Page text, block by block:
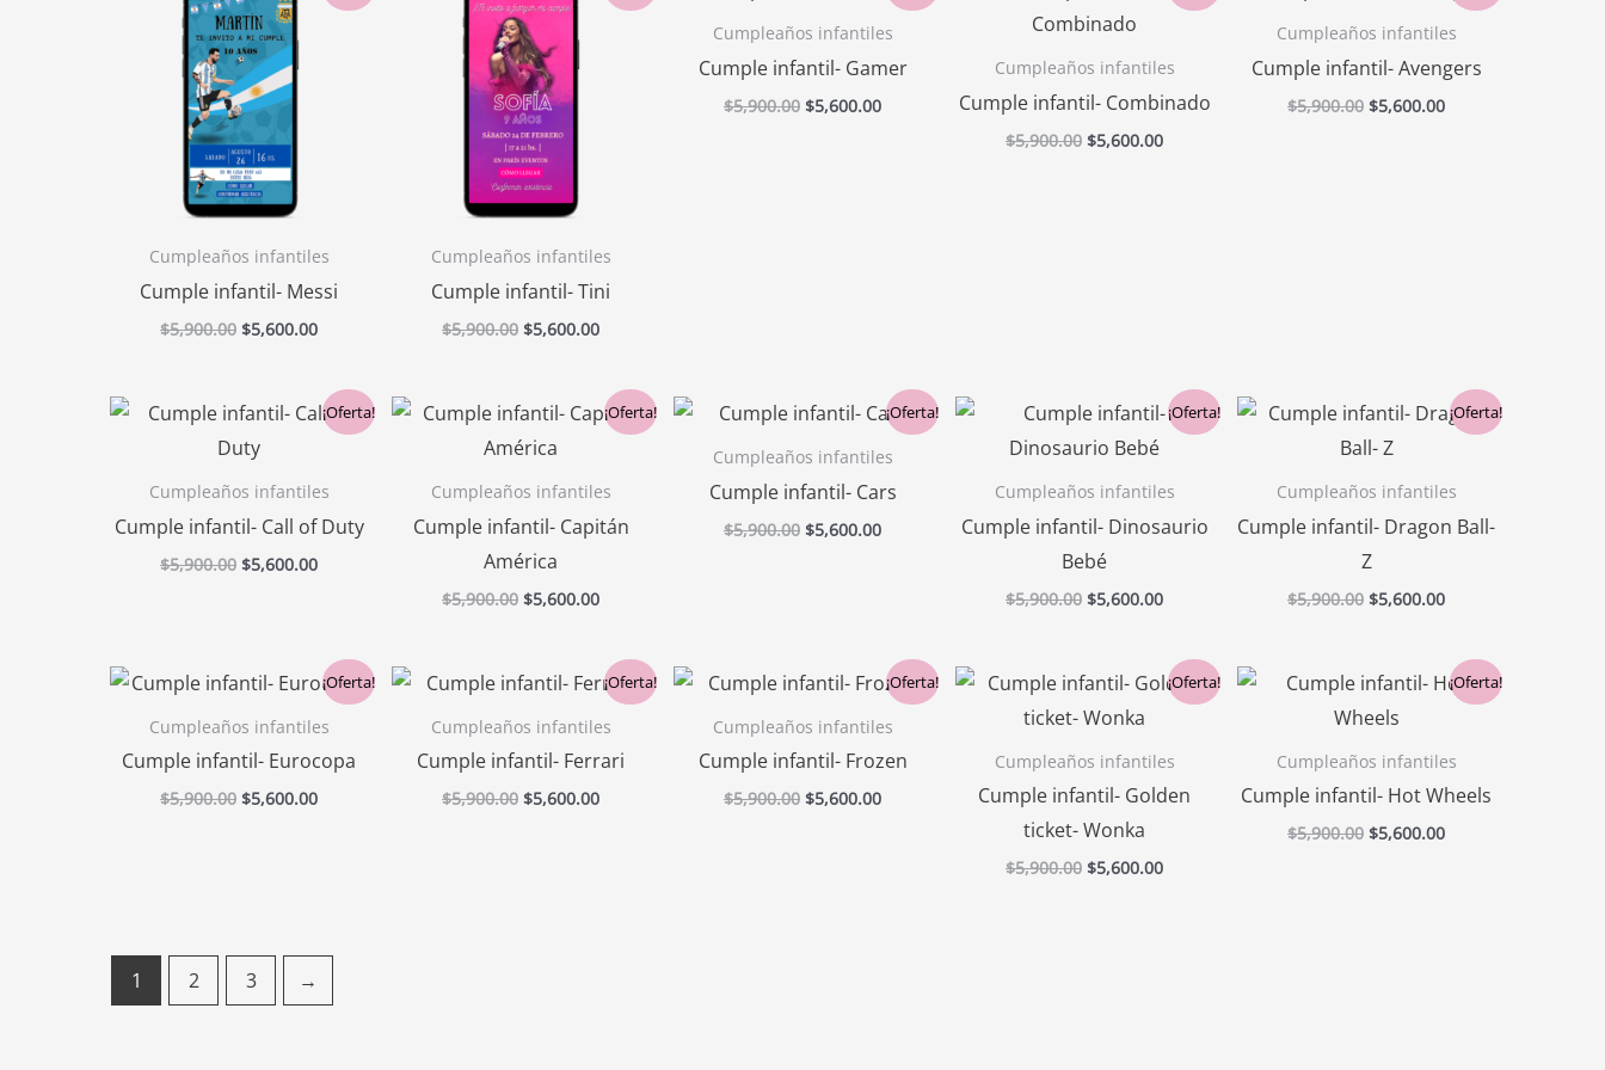
Cumpleaños infantiles
Cumple infantil- Messi
$5,900.00
original
era:
$5,900.00.
$5,600.00
Cumpleaños infantiles
Cumple infantil- Tini
$5,900.00
original
era:
$5,900.00.
$5,600.00
Cumpleaños infantiles
Cumple infantil- Gamer
$5,900.00
original
era:
$5,900.00.
$5,600.00
actual
es:
$5,600.00.
Cumpleaños infantiles
Cumple infantil- Combinado
$5,900.00
original
$5,900.00.
$5,600.00
$5,600.00.
Cumpleaños infantiles
Cumple infantil- Avengers
$5,900.00
original
era:
$5,900.00.
$5,600.00
actual
es:
$5,600.00.
¡Oferta!
Cumpleaños infantiles
Cumple infantil- Call of Duty
$5,900.00
El
precio
original
$5,900.00.
$5,600.00
El
precio
$5,600.00.
¡Oferta!
Cumpleaños infantiles
Cumple infantil- Capitán
América
$5,900.00
El
precio
original
$5,900.00.
$5,600.00
El
precio
$5,600.00.
¡Oferta!
Cumpleaños infantiles
Cumple infantil- Cars
$5,900.00
El
precio
original
era:
$5,900.00.
$5,600.00
El
precio
actual
es:
$5,600.00.
¡Oferta!
Cumpleaños infantiles
Cumple infantil- Dinosaurio
Bebé
$5,900.00
El
precio
original
$5,900.00.
$5,600.00
El
precio
$5,600.00.
¡Oferta!
Cumpleaños infantiles
Cumple infantil- Dragon Ball-
Z
$5,900.00
El
precio
original
$5,900.00.
$5,600.00
El
precio
$5,600.00.
¡Oferta!
Cumpleaños infantiles
Cumple infantil- Eurocopa
$5,900.00
El
precio
original
era:
$5,900.00.
$5,600.00
El
precio
actual
es:
$5,600.00.
¡Oferta!
Cumpleaños infantiles
Cumple infantil- Ferrari
$5,900.00
El
precio
original
era:
$5,900.00.
$5,600.00
El
precio
actual
es:
$5,600.00.
¡Oferta!
Cumpleaños infantiles
Cumple infantil- Frozen
$5,900.00
El
precio
original
era:
$5,900.00.
$5,600.00
El
precio
actual
es:
$5,600.00.
¡Oferta!
Cumpleaños infantiles
Cumple infantil- Golden
ticket- Wonka
$5,900.00
El
precio
original
$5,900.00.
$5,600.00
El
precio
$5,600.00.
¡Oferta!
Cumpleaños infantiles
Cumple infantil- Hot Wheels
$5,900.00
El
precio
original
$5,900.00.
$5,600.00
El
precio
$5,600.00.
1 2 3 →